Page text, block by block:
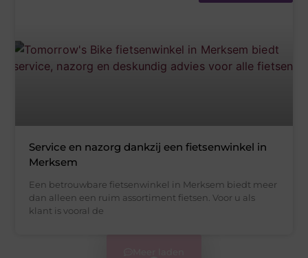
Service en nazorg dankzij een fietsenwinkel in
Merksem
Een betrouwbare fietsenwinkel in Merksem biedt meer
dan alleen een ruim assortiment fietsen. Voor u als
klant is vooral de